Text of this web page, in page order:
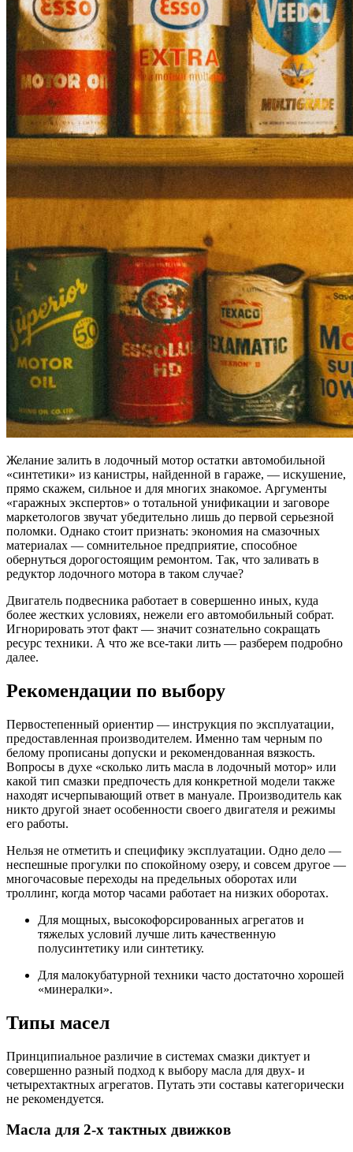
Желание залить в лодочный мотор остатки автомобильной
«синтетики» из канистры, найденной в гараже, — искушение,
прямо скажем, сильное и для многих знакомое. Аргументы
«гаражных экспертов» о тотальной унификации и заговоре
маркетологов звучат убедительно лишь до первой серьезной
поломки. Однако стоит признать: экономия на смазочных
материалах — сомнительное предприятие, способное
обернуться дорогостоящим ремонтом. Так, что заливать в
редуктор лодочного мотора в таком случае?
Двигатель подвесника работает в совершенно иных, куда
более жестких условиях, нежели его автомобильный собрат.
Игнорировать этот факт — значит сознательно сокращать
ресурс техники. А что же все-таки лить — разберем подробно
далее.
Рекомендации по выбору
Первостепенный ориентир — инструкция по эксплуатации,
предоставленная производителем. Именно там черным по
белому прописаны допуски и рекомендованная вязкость.
Вопросы в духе «сколько лить масла в лодочный мотор» или
какой тип смазки предпочесть для конкретной модели также
находят исчерпывающий ответ в мануале. Производитель как
никто другой знает особенности своего двигателя и режимы
его работы.
Нельзя не отметить и специфику эксплуатации. Одно дело —
неспешные прогулки по спокойному озеру, и совсем другое —
многочасовые переходы на предельных оборотах или
троллинг, когда мотор часами работает на низких оборотах.
Для мощных, высокофорсированных агрегатов и
тяжелых условий лучше лить качественную
полусинтетику или синтетику.
Для малокубатурной техники часто достаточно хорошей
«минералки».
Типы масел
Принципиальное различие в системах смазки диктует и
совершенно разный подход к выбору масла для двух- и
четырехтактных агрегатов. Путать эти составы категорически
не рекомендуется.
Масла для 2-х тактных движков